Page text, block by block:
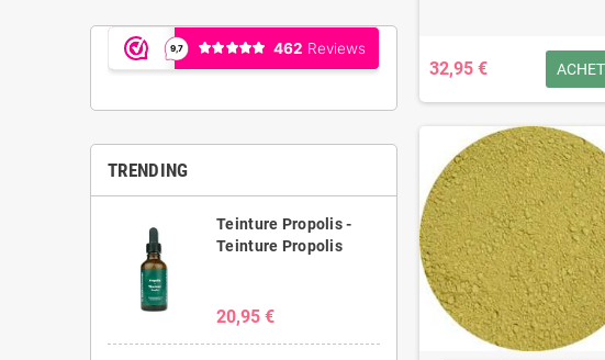
TRENDING
Teinture Propolis -
Teinture Propolis
20,95 €
32,95 €